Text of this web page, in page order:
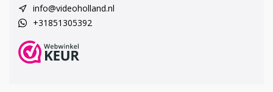
info@videoholland.nl
+31851305392